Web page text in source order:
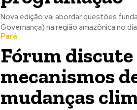
Nova edição vai abordar questões
Governança) na região amazônica no
Pará
Fórum discute
mecanismos
mudanças